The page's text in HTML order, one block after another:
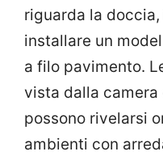
riguarda la
installare un
a filo pavimento.
vista dalla
possono rivelarsi
ambienti con